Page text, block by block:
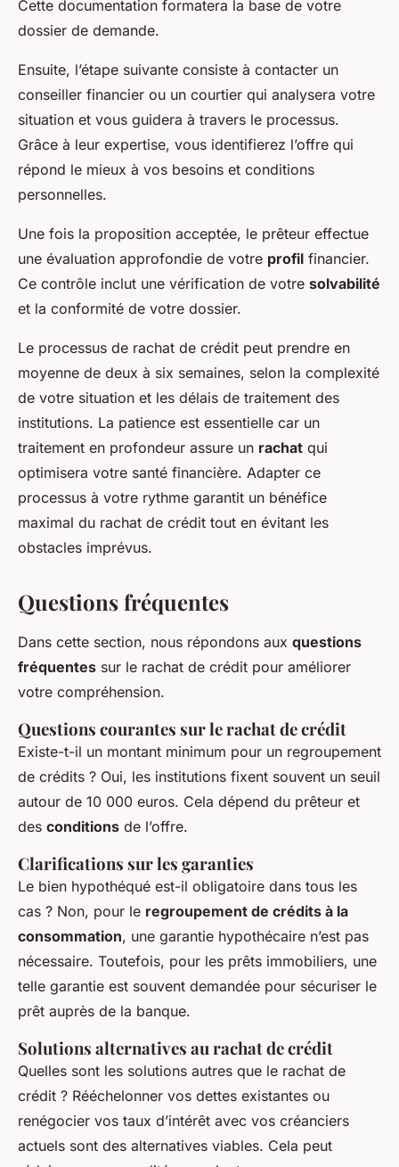
Cette documentation formatera la base de votre
dossier de demande.
Ensuite, l’étape suivante consiste à contacter un
conseiller financier ou un courtier qui analysera votre
situation et vous guidera à travers le processus.
Grâce à leur expertise, vous identifierez l’offre qui
répond le mieux à vos besoins et conditions
personnelles.
Une fois la proposition acceptée, le prêteur effectue
une évaluation approfondie de votre profil financier.
Ce contrôle inclut une vérification de votre solvabilité
et la conformité de votre dossier.
Le processus de rachat de crédit peut prendre en
moyenne de deux à six semaines, selon la complexité
de votre situation et les délais de traitement des
institutions. La patience est essentielle car un
traitement en profondeur assure un rachat qui
optimisera votre santé financière. Adapter ce
processus à votre rythme garantit un bénéfice
maximal du rachat de crédit tout en évitant les
obstacles imprévus.
Questions fréquentes
Dans cette section, nous répondons aux questions
fréquentes sur le rachat de crédit pour améliorer
votre compréhension.
Questions courantes sur lerachat de crédit
Existe-t-il un montant minimum pour un regroupement
de crédits ? Oui, les institutions fixent souvent un seuil
autour de 10 000 euros. Cela dépend du prêteur et
des conditions de l’offre.
Clarifications sur les garanties
Le bien hypothéqué est-il obligatoire dans tous les
cas ? Non, pour le regroupement de crédits à la
consommation, une garantie hypothécaire n’est pas
nécessaire. Toutefois, pour les prêts immobiliers, une
telle garantie est souvent demandée pour sécuriser le
prêt auprès de la banque.
Solutions alternatives au rachat de crédit
Quelles sont les solutions autres que le rachat de
crédit ? Rééchelonner vos dettes existantes ou
renégocier vos taux d’intérêt avec vos créanciers
actuels sont des alternatives viables. Cela peut